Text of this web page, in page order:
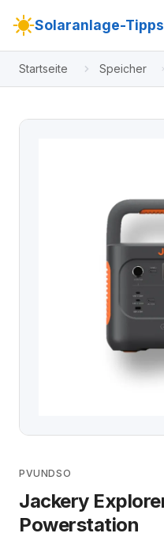
Solaranlage-Tipps
Startseite Speicher
PVUNDSO
Jackery
Powerstation